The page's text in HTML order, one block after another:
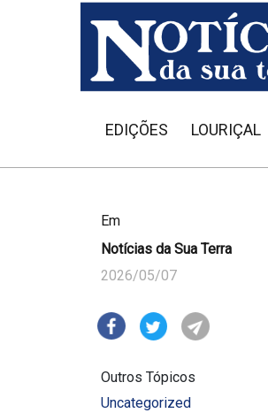
EDIÇÕES LOURIÇAL
Em
Notícias da Sua Terra
2026/05/07
Outros Tópicos
Uncategorized